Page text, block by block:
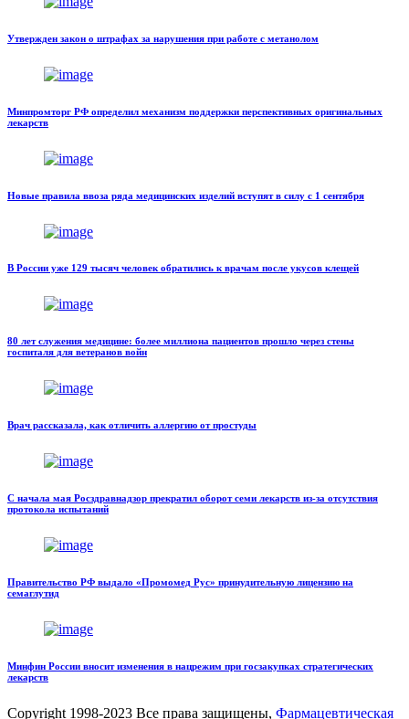
Утвержден закон о штрафах за нарушения при работе с метанолом
Минпромторг РФ определил механизм поддержки перспективных оригинальных
лекарств
Новые правила ввоза ряда медицинских изделий вступят в силу с 1 сентября
В России уже 129 тысяч человек обратились к врачам после укусов клещей
80 лет служения медицине: более миллиона пациентов прошло через стены
госпиталя для ветеранов войн
Врач рассказала, как отличить аллергию от простуды
С начала мая Росздравнадзор прекратил оборот семи лекарств из-за отсутствия
протокола испытаний
Правительство РФ выдало «Промомед Рус» принудительную лицензию на
семаглутид
Минфин России вносит изменения в нацрежим при госзакупках стратегических
лекарств
Copyright 1998-2023 Все права защищены, Фармацевтическая